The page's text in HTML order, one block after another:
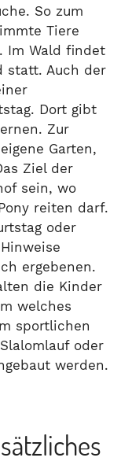
So zum
Tiere
Im Wald findet
statt. Auch der
Dort gibt
Zur
Garten,
Ziel der
sein, wo
reiten darf.
oder
ergebenen.
die Kinder
welches
sportlichen
oder
werden.